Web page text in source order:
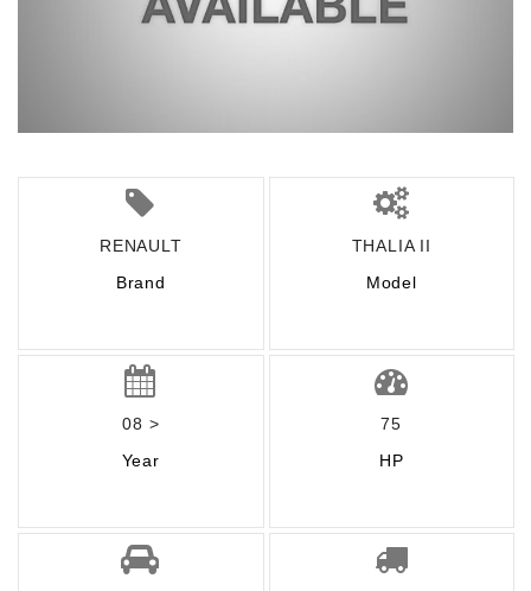
RENAULT
Brand
THALIA II
Model
08 >
Year
75
HP